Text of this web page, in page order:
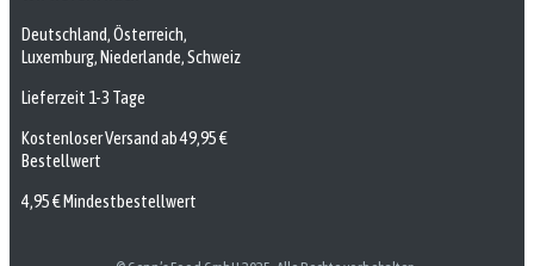
Deutschland, Österreich,
Luxemburg, Niederlande, Schweiz
Lieferzeit 1-3 Tage
Kostenloser Versand ab 49,95 €
Bestellwert
4,95 € Mindestbestellwert